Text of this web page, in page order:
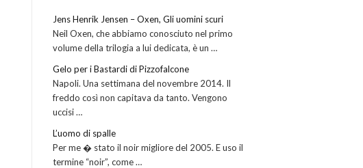
Jens Henrik Jensen – Oxen, Gli uomini scuri
Neil Oxen, che abbiamo conosciuto nel primo
volume della trilogia a lui dedicata, è un …
Gelo per i Bastardi di Pizzofalcone
Napoli. Una settimana del novembre 2014. Il
freddo così non capitava da tanto. Vengono
uccisi …
L’uomo di spalle
Per me � stato il noir migliore del 2005. E uso il
termine “noir”, come …